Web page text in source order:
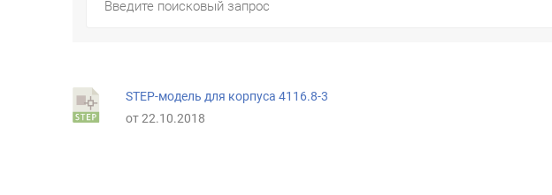
STEP-модель для корпуса 4116.8-3
от 22.10.2018